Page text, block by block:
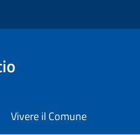
Vivere il Comune